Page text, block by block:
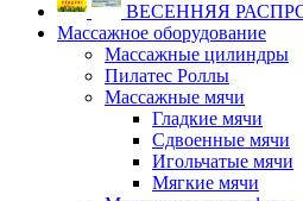
ВЕСЕННЯЯ
Массажное оборудование
Массажные цилиндры
Пилатес Роллы
Массажные мячи
Гладкие мячи
Сдвоенные мячи
Игольчатые мячи
Мягкие мячи